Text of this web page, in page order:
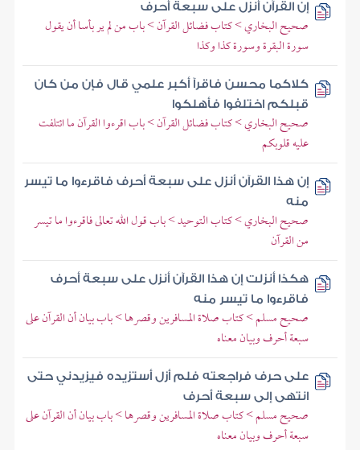
إن القرآن أنزل على سبعة أحرف
صحيح البخاري > كتاب فضائل القرآن > باب من لم ير بأسا أن يقول
سورة البقرة وسورة كذا وكذا
كلاكما محسن فاقرآ أكبر علمي قال فإن من كان
قبلكم اختلفوا فأهلكوا
صحيح البخاري > كتاب فضائل القرآن > باب اقرءوا القرآن ما ائتلفت
عليه قلوبكم
إن هذا القرآن أنزل على سبعة أحرف فاقرءوا ما تيسر
منه
صحيح البخاري > كتاب التوحيد > باب قول الله تعالى فاقرءوا ما تيسر
من القرآن
هكذا أنزلت إن هذا القرآن أنزل على سبعة أحرف
فاقرءوا ما تيسر منه
صحيح مسلم > كتاب صلاة المسافرين وقصرها > باب بيان أن القرآن على
سبعة أحرف وبيان معناه
على حرف فراجعته فلم أزل أستزيده فيزيدني حتى
انتهى إلى سبعة أحرف
صحيح مسلم > كتاب صلاة المسافرين وقصرها > باب بيان أن القرآن على
سبعة أحرف وبيان معناه